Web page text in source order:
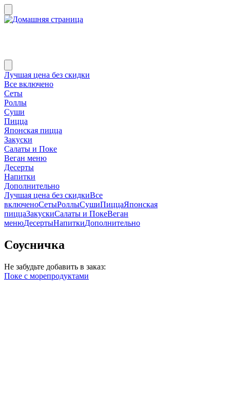
Лучшая цена без скидки
Все включено
Сеты
Роллы
Суши
Пицца
Японская пицца
Закуски
Салаты и Поке
Веган меню
Десерты
Напитки
Дополнительно
Лучшая цена без скидкиВсе
включеноСетыРоллыСушиПиццаЯпонская
пиццаЗакускиСалаты и ПокеВеган
менюДесертыНапиткиДополнительно
Соусничка
Не забудьте добавить в заказ:
Поке с морепродуктами